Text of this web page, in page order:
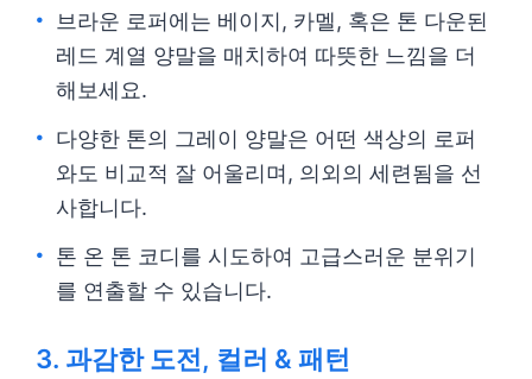
브라운 로퍼에는 베이지, 카멜, 혹은 톤 다운된
레드 계열 양말을 매치하여 따뜻한 느낌을 더
해보세요.
다양한 톤의 그레이 양말은 어떤 색상의 로퍼
와도 비교적 잘 어울리며, 의외의 세련됨을 선
사합니다.
톤 온 톤 코디를 시도하여 고급스러운 분위기
를 연출할 수 있습니다.
3. 과감한 도전, 컬러 & 패턴